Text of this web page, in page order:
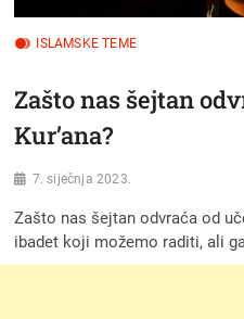
ISLAMSKE TEME
Zašto nas šejtan
Kur’ana?
7. siječnja 2023.
Zašto nas šejtan odvraća od
ibadet koji možemo raditi, ali